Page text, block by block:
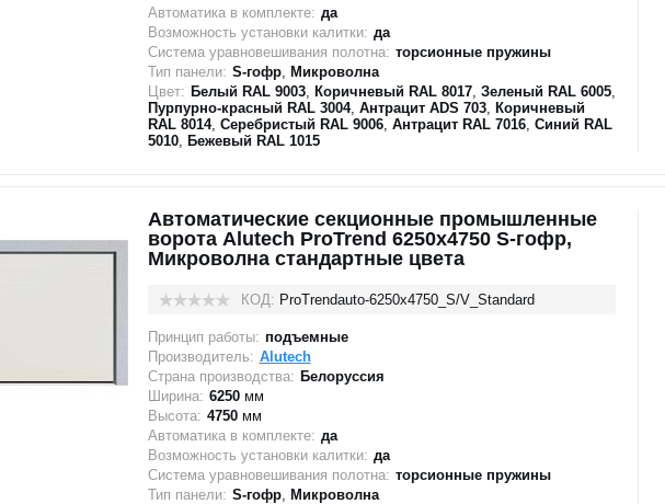
Автоматика в комплекте: да
Возможность установки калитки: да
Система уравновешивания полотна: торсионные пружины
Тип панели: S-гофр, Микроволна
Цвет: Белый RAL 9003, Коричневый RAL 8017, Зеленый RAL 6005,
Пурпурно-красный RAL 3004, Антрацит ADS 703, Коричневый
RAL 8014, Серебристый RAL 9006, Антрацит RAL 7016, Синий RAL
5010, Бежевый RAL 1015
Автоматические секционные промышленные
ворота Alutech ProTrend 6250х4750 S-гофр,
Микроволна стандартные цвета
КОД: ProTrendauto-6250х4750_S/V_Standard
Принцип работы: подъемные
Производитель: Alutech
Страна производства: Белоруссия
Ширина: 6250мм
Высота: 4750мм
Автоматика в комплекте: да
Возможность установки калитки: да
Система уравновешивания полотна: торсионные пружины
Тип панели: S-гофр, Микроволна